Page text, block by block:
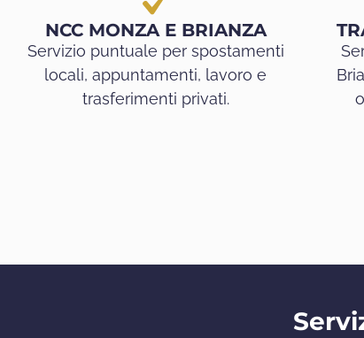
NCC MONZA E BRIANZA
Servizio puntuale per spostamenti
locali, appuntamenti, lavoro e
trasferimenti privati.